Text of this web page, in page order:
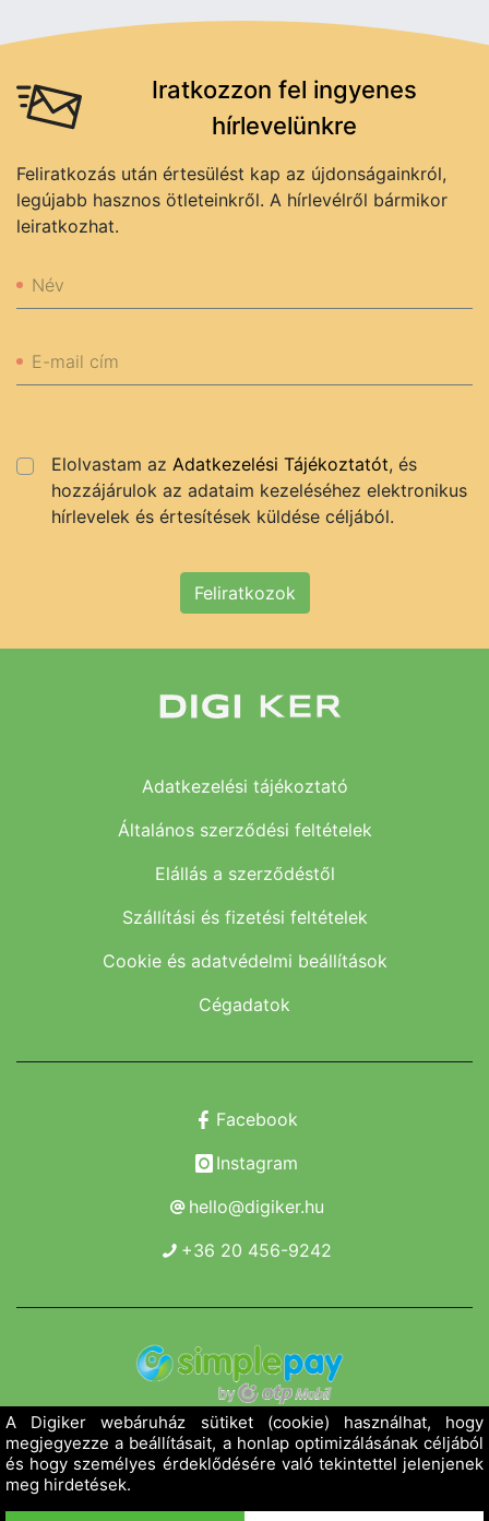
Iratkozzon fel ingyenes
hírlevelünkre
Feliratkozás után értesülést kap az újdonságainkról,
legújabb hasznos ötleteinkről. A hírlevélről bármikor
leiratkozhat.
Név
E-mail cím
Elolvastam az Adatkezelési Tájékoztatót, és
hozzájárulok az adataim kezeléséhez elektronikus
hírlevelek és értesítések küldése céljából.
Feliratkozok
Adatkezelési tájékoztató
Általános szerződési feltételek
Elállás a szerződéstől
Szállítási és fizetési feltételek
Cookie és adatvédelmi beállítások
Cégadatok
Facebook
Instagram
hello@digiker.hu
+36 20 456-9242
Copyright 2019 - 2026. Borsod Agroker Zrt.